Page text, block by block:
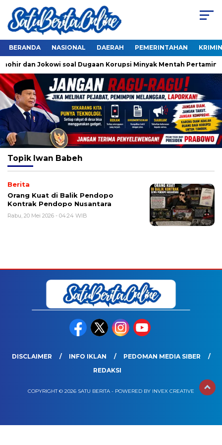
BERANDA NASIONAL DAERAH PEMERINTAHAN
dan Jokowi soal Dugaan Korupsi Minyak Mentah Pertamina
Topik Iwan Babeh
Berita
Orang Kuat di Balik Pendopo
Kontrak Pendopo Nusantara
Rabu, 20 Mei 2026 - 04:24 WIB
DISCLAIMER INFO IKLAN
PEDOMAN MEDIA SIBER
REDAKSI
COPYRIGHT © 2026 SATU BERITA - POWERED BY INVEX CREATIVE